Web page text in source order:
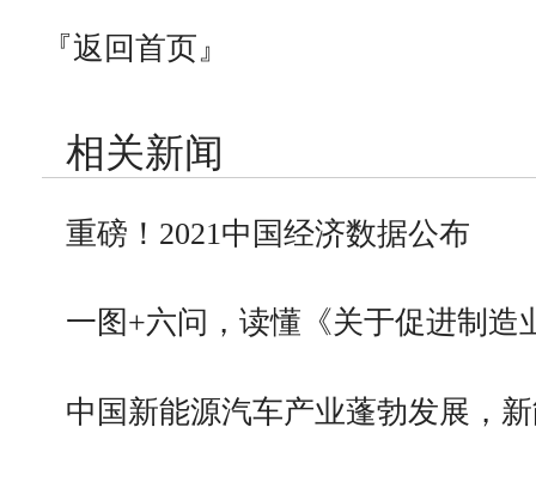
『返回首页』
相关新闻
重磅！2021中国经济数据公布
一图+六问，读懂《关于促进制
中国新能源汽车产业蓬勃发展，